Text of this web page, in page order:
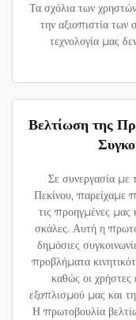
Τα σχόλια των
την αξιοπιστία των
τεχνολογία μας
Βελτίωση της
Σε συνεργασία με
Πεκίνου, παρείχαμε
τις προηγμένες μας
σκάλες. Αυτή η
δημόσιες
προβλήματα
καθώς οι χρήστες
εξοπλισμού μας και
Η πρωτοβουλία